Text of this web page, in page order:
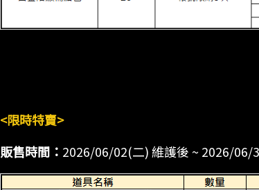
<限時特賣>
販售時間： 2026/06/02(二) 維護後 ~ 2026/06/